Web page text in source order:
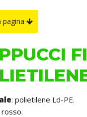
pagina
: polietilene Ld-PE.
rosso.